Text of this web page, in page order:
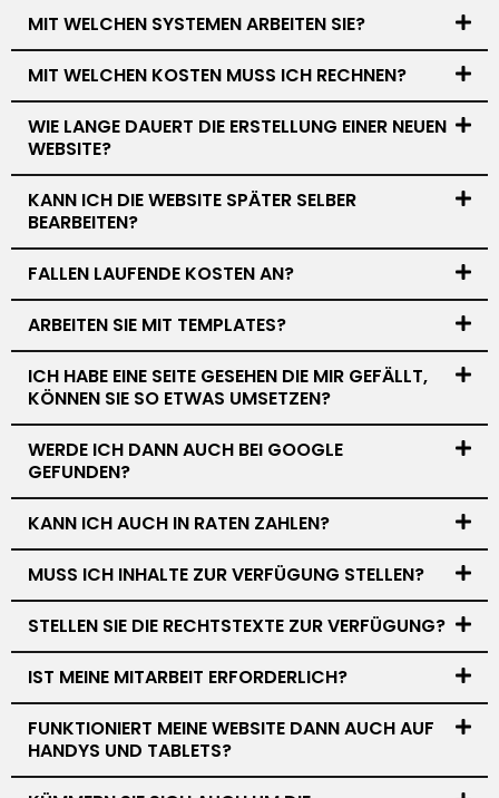
MIT WELCHEN SYSTEMEN ARBEITEN SIE?
MIT WELCHEN KOSTEN MUSS ICH RECHNEN?
WIE LANGE DAUERT DIE ERSTELLUNG EINER NEUEN
WEBSITE?
KANN ICH DIE WEBSITE SPÄTER SELBER
BEARBEITEN?
FALLEN LAUFENDE KOSTEN AN?
ARBEITEN SIE MIT TEMPLATES?
ICH HABE EINE SEITE GESEHEN DIE MIR GEFÄLLT,
KÖNNEN SIE SO ETWAS UMSETZEN?
WERDE ICH DANN AUCH BEI GOOGLE
GEFUNDEN?
KANN ICH AUCH IN RATEN ZAHLEN?
MUSS ICH INHALTE ZUR VERFÜGUNG STELLEN?
STELLEN SIE DIE RECHTSTEXTE ZUR VERFÜGUNG?
IST MEINE MITARBEIT ERFORDERLICH?
FUNKTIONIERT MEINE WEBSITE DANN AUCH AUF
HANDYS UND TABLETS?